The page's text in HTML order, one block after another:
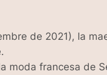
de 2021), la
moda francesa de